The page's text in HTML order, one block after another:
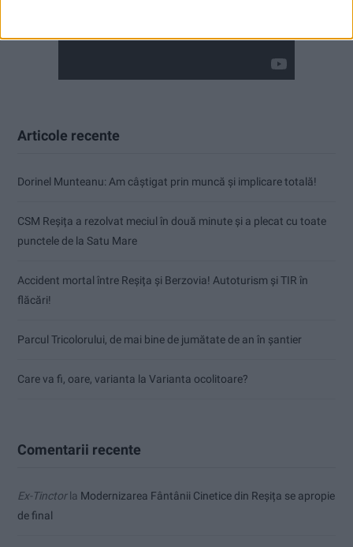
Articole recente
Dorinel Munteanu: Am câștigat prin muncă și implicare totală!
CSM Reșița a rezolvat meciul în două minute și a plecat cu toate
punctele de la Satu Mare
Accident mortal între Reșița și Berzovia! Autoturism și TIR în
flăcări!
Parcul Tricolorului, de mai bine de jumătate de an în șantier
Care va fi, oare, varianta la Varianta ocolitoare?
Comentarii recente
Ex-Tinctorla Modernizarea Fântânii Cinetice din Reșița se apropie
de final